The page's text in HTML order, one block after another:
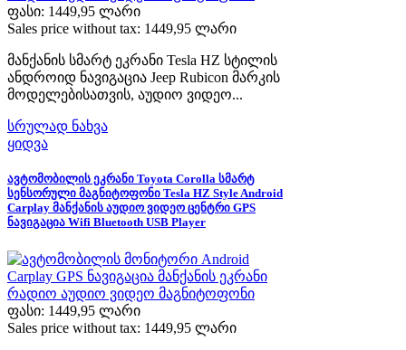
ფასი: 1449,95 ლარი
Sales price without tax: 1449,95 ლარი
მანქანის სმარტ ეკრანი Tesla HZ სტილის
ანდროიდ ნავიგაცია Jeep Rubicon მარკის
მოდელებისათვის, აუდიო ვიდეო...
სრულად ნახვა
ყიდვა
ავტომობილის ეკრანი Toyota Corolla სმარტ
სენსორული მაგნიტოფონი Tesla HZ Style Android
Carplay მანქანის აუდიო ვიდეო ცენტრი GPS
ნავიგაცია Wifi Bluetooth USB Player
ფასი: 1449,95 ლარი
Sales price without tax: 1449,95 ლარი